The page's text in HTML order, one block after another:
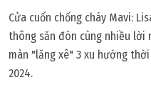
Cửa cuốn chống cháy Mavi:
thông săn đón cùng nhiều
màn "lăng xê" 3 xu hướng
2024.